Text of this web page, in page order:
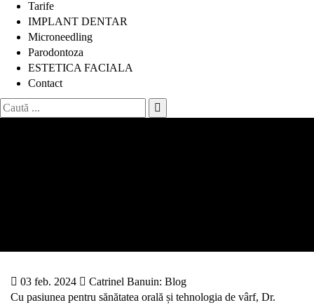
Tarife
IMPLANT DENTAR
Microneedling
Parodontoza
ESTETICA FACIALA
Contact
Search
for:
03 feb. 2024 Catrinel Banuin: Blog
Cu pasiunea pentru sănătatea orală și tehnologia de vârf, Dr.